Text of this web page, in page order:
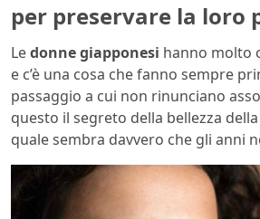
per preservare la loro
Ledonne giapponesi hanno molto
e c’è una cosa che fanno sempre
passaggio a cui non rinunciano
questo il segreto della bellezza
quale sembra davvero che gli anni